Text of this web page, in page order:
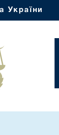
України